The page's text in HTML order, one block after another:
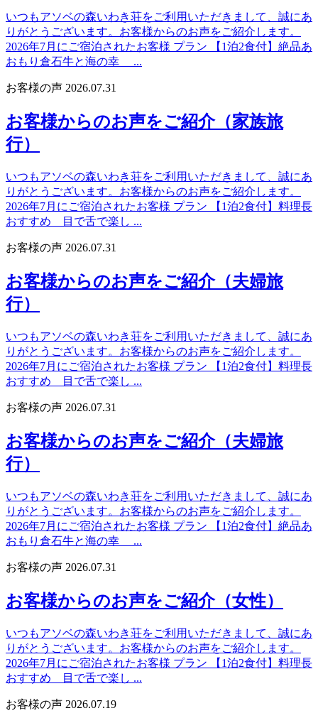
いつもアソベの森いわき荘をご利用いただきまして、誠にあ
りがとうございます。お客様からのお声をご紹介します。
2026年7月にご宿泊されたお客様 プラン 【1泊2食付】絶品あ
おもり倉石牛と海の幸 ...
お客様の声 2026.07.31
お客様からのお声をご紹介（家族旅
行）
いつもアソベの森いわき荘をご利用いただきまして、誠にあ
りがとうございます。お客様からのお声をご紹介します。
2026年7月にご宿泊されたお客様 プラン 【1泊2食付】料理長
おすすめ 目で舌で楽し ...
お客様の声 2026.07.31
お客様からのお声をご紹介（夫婦旅
行）
いつもアソベの森いわき荘をご利用いただきまして、誠にあ
りがとうございます。お客様からのお声をご紹介します。
2026年7月にご宿泊されたお客様 プラン 【1泊2食付】料理長
おすすめ 目で舌で楽し ...
お客様の声 2026.07.31
お客様からのお声をご紹介（夫婦旅
行）
いつもアソベの森いわき荘をご利用いただきまして、誠にあ
りがとうございます。お客様からのお声をご紹介します。
2026年7月にご宿泊されたお客様 プラン 【1泊2食付】絶品あ
おもり倉石牛と海の幸 ...
お客様の声 2026.07.31
お客様からのお声をご紹介（女性）
いつもアソベの森いわき荘をご利用いただきまして、誠にあ
りがとうございます。お客様からのお声をご紹介します。
2026年7月にご宿泊されたお客様 プラン 【1泊2食付】料理長
おすすめ 目で舌で楽し ...
お客様の声 2026.07.19